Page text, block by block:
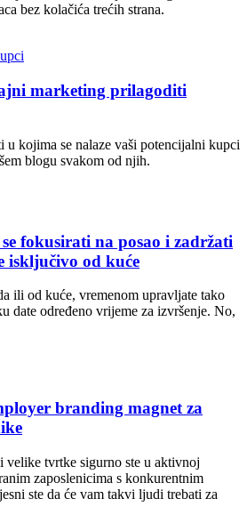
bez kolačića trećih strana.
marketing prilagoditi
u kojima se nalaze vaši potencijalni kupci
blogu svakom od njih.
fokusirati na posao i zadržati
isključivo od kuće
ili od kuće, vremenom upravljate tako
date određeno vrijeme za izvršenje. No,
branding magnet za
velike tvrtke sigurno ste u aktivnoj
zaposlenicima s konkurentnim
ste da će vam takvi ljudi trebati za